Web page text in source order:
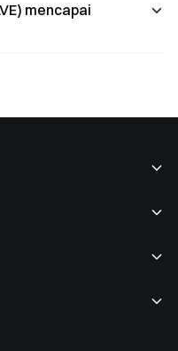
mencapai